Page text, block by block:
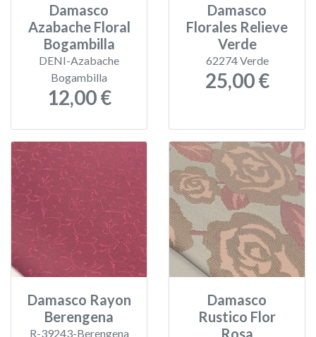
Damasco
Azabache Floral
Bogambilla
DENI-Azabache
Bogambilla
12,00 €
Damasco
Florales Relieve
Verde
62274 Verde
25,00 €
Damasco Rayon
Berengena
R-39243-Berengena
Damasco
Rustico Flor
Rosa